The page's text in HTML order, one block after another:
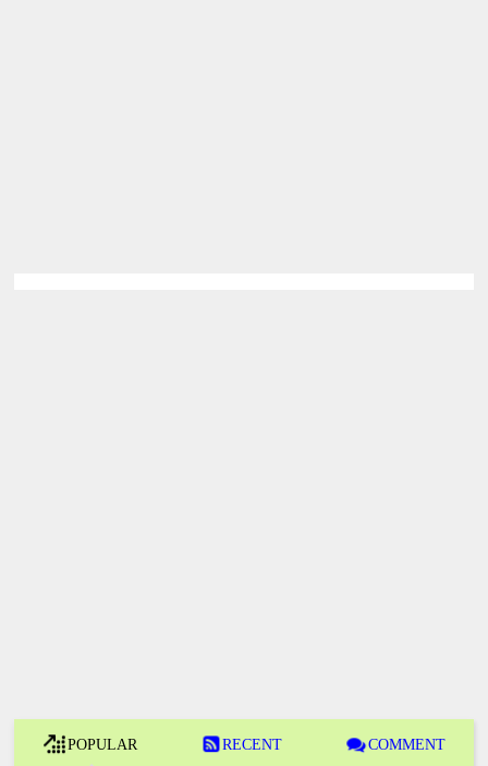
POPULAR RECENT COMMENT